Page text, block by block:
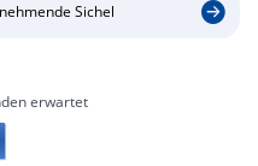
Sichel
erwartet